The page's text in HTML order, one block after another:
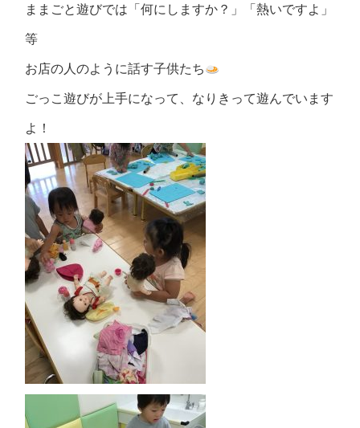
ままごと遊びでは「何にしますか？」「熱いですよ」
等
お店の人のように話す子供たち
ごっこ遊びが上手になって、なりきって遊んでいます
よ！